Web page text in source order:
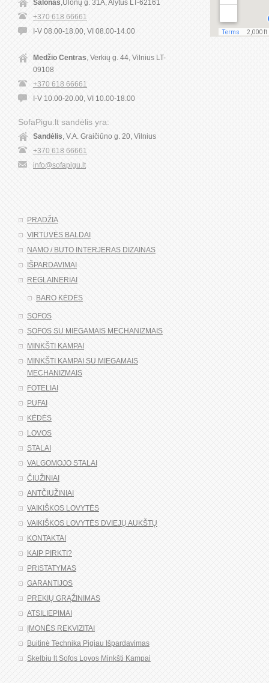
Salonas ,Ulonų g. 31A, Alytus LT-62161
+370 618 66661
I-V 08.00-18.00, VI 08.00-14.00
Medžio Centras , Verkių g. 44, Vilnius LT-
09108
+370 618 66661
I-V 10.00-20.00, VI 10.00-18.00
SofaPigu.lt sandėlis yra:
Sandėlis , V.A. Graičiūno g. 20, Vilnius
+370 618 66661
info@sofapigu.lt
PRADŽIA
VIRTUVĖS BALDAI
NAMO / BUTO INTERJERAS DIZAINAS
IŠPARDAVIMAI
REGLAINERIAI
BARO KĖDĖS
SOFOS
SOFOS SU MIEGAMAIS MECHANIZMAIS
MINKŠTI KAMPAI
MINKŠTI KAMPAI SU MIEGAMAIS
MECHANIZMAIS
FOTELIAI
PUFAI
KĖDĖS
LOVOS
STALAI
VALGOMOJO STALAI
ČIUŽINIAI
ANTČIUŽINIAI
VAIKIŠKOS LOVYTĖS
VAIKIŠKOS LOVYTĖS DVIEJŲ AUKŠTŲ
KONTAKTAI
KAIP PIRKTI?
PRISTATYMAS
GARANTIJOS
PREKIŲ GRĄŽINIMAS
ATSILIEPIMAI
ĮMONĖS REKVIZITAI
Buitinė Technika Pigiau Išpardavimas
Skelbiu lt Sofos Lovos Minkšti Kampai